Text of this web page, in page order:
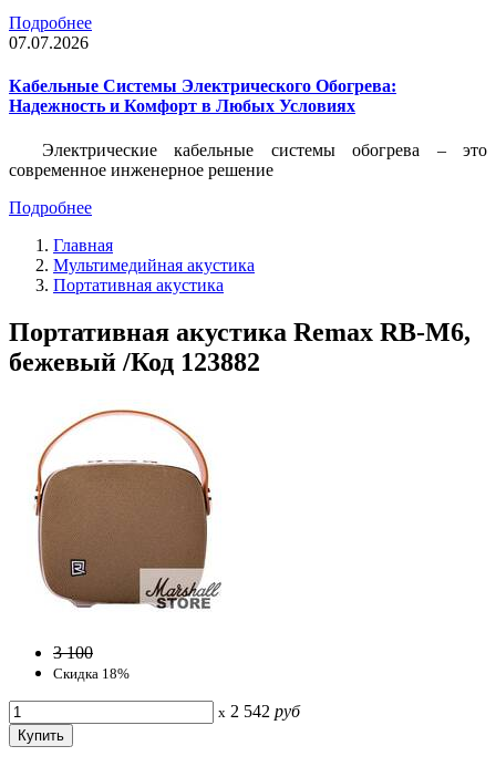
Подробнее
07.07.2026
Кабельные Системы Электрического Обогрева:
Надежность и Комфорт в Любых Условиях
Электрические кабельные системы обогрева – это
современное инженерное решение
Подробнее
Главная
Мультимедийная акустика
Портативная акустика
Портативная акустика Remax RB-M6,
бежевый /Код 123882
3 100
Скидка 18%
x 2 542 руб